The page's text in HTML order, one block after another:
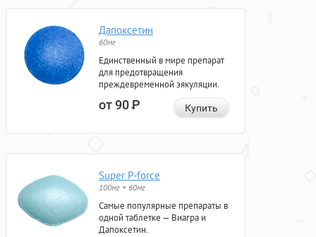
Дапоксетин
60мг
Единственный в мире препарат
для предотвращения
преждевременной эякуляции.
от 90Р Купить
Super P-force
100мг + 60мг
Самые популярные препараты в
одной таблетке — Виагра и
Дапоксетин.